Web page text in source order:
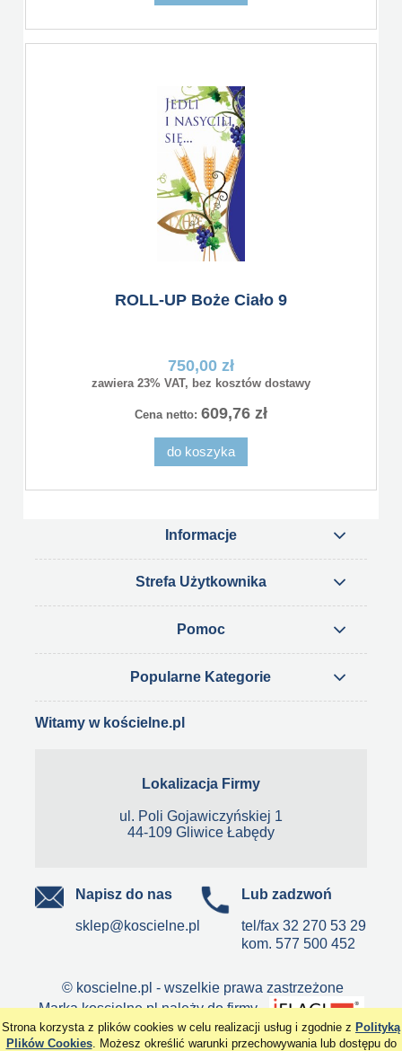
Strona korzysta z plików cookies w celu realizacji usług i zgodnie z Polityką
Plików Cookies. Możesz określić warunki przechowywania lub dostępu do
ROLL-UP Boże Ciało 9
750,00 zł
zawiera 23% VAT, bez kosztów dostawy
Cena netto: 609,76 zł
do koszyka
Informacje
Strefa Użytkownika
Pomoc
Popularne Kategorie
Witamy w kościelne.pl
Lokalizacja Firmy
ul. Poli Gojawiczyńskiej 1
44-109 Gliwice Łabędy
Napisz do nas
sklep@koscielne.pl
Lub zadzwoń
tel/fax 32 270 53 29
kom. 577 500 452
© koscielne.pl - wszelkie prawa zastrzeżone
Marka koscielne.pl należy do firmy
pokaż pełną wersję strony